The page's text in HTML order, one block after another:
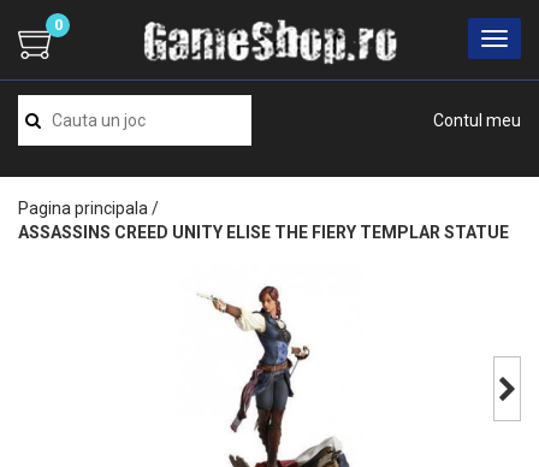
Contul meu
0
Pagina principala /
ASSASSINS CREED UNITY ELISE THE FIERY TEMPLAR STATUE